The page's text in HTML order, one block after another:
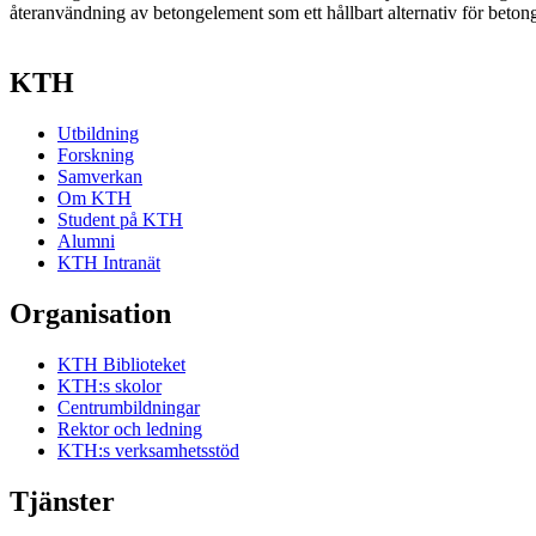
återanvändning av betongelement som ett hållbart alternativ för
KTH
Utbildning
Forskning
Samverkan
Om KTH
Student på KTH
Alumni
KTH Intranät
Organisation
KTH Biblioteket
KTH:s skolor
Centrumbildningar
Rektor och ledning
KTH:s verksamhetsstöd
Tjänster